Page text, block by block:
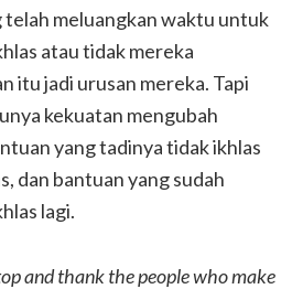
telah meluangkan waktu untuk
atau tidak mereka
itu jadi urusan mereka. Tapi
kekuatan mengubah
yang tadinya tidak ikhlas
dan bantuan yang sudah
lagi.
and thank the people who make